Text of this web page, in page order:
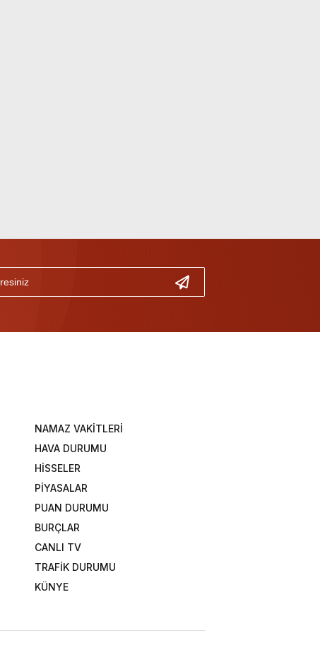
NAMAZ VAKİTLERİ
HAVA DURUMU
HİSSELER
PİYASALAR
PUAN DURUMU
BURÇLAR
CANLI TV
TRAFİK DURUMU
KÜNYE